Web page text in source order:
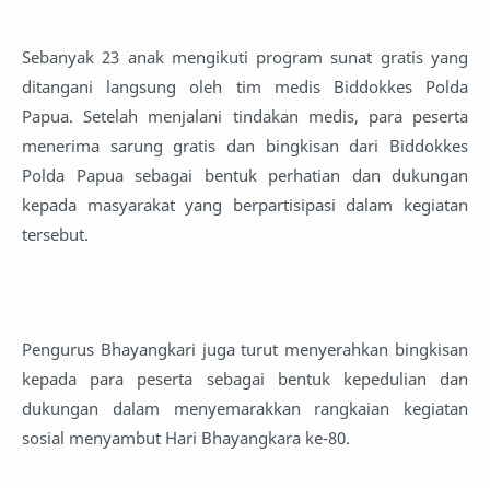
Sebanyak 23 anak mengikuti program sunat gratis yang
ditangani langsung oleh tim medis Biddokkes Polda
Papua. Setelah menjalani tindakan medis, para peserta
menerima sarung gratis dan bingkisan dari Biddokkes
Polda Papua sebagai bentuk perhatian dan dukungan
kepada masyarakat yang berpartisipasi dalam kegiatan
tersebut.
Pengurus Bhayangkari juga turut menyerahkan bingkisan
kepada para peserta sebagai bentuk kepedulian dan
dukungan dalam menyemarakkan rangkaian kegiatan
sosial menyambut Hari Bhayangkara ke-80.